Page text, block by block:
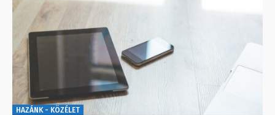
HAZÁNK - KÖZÉLET